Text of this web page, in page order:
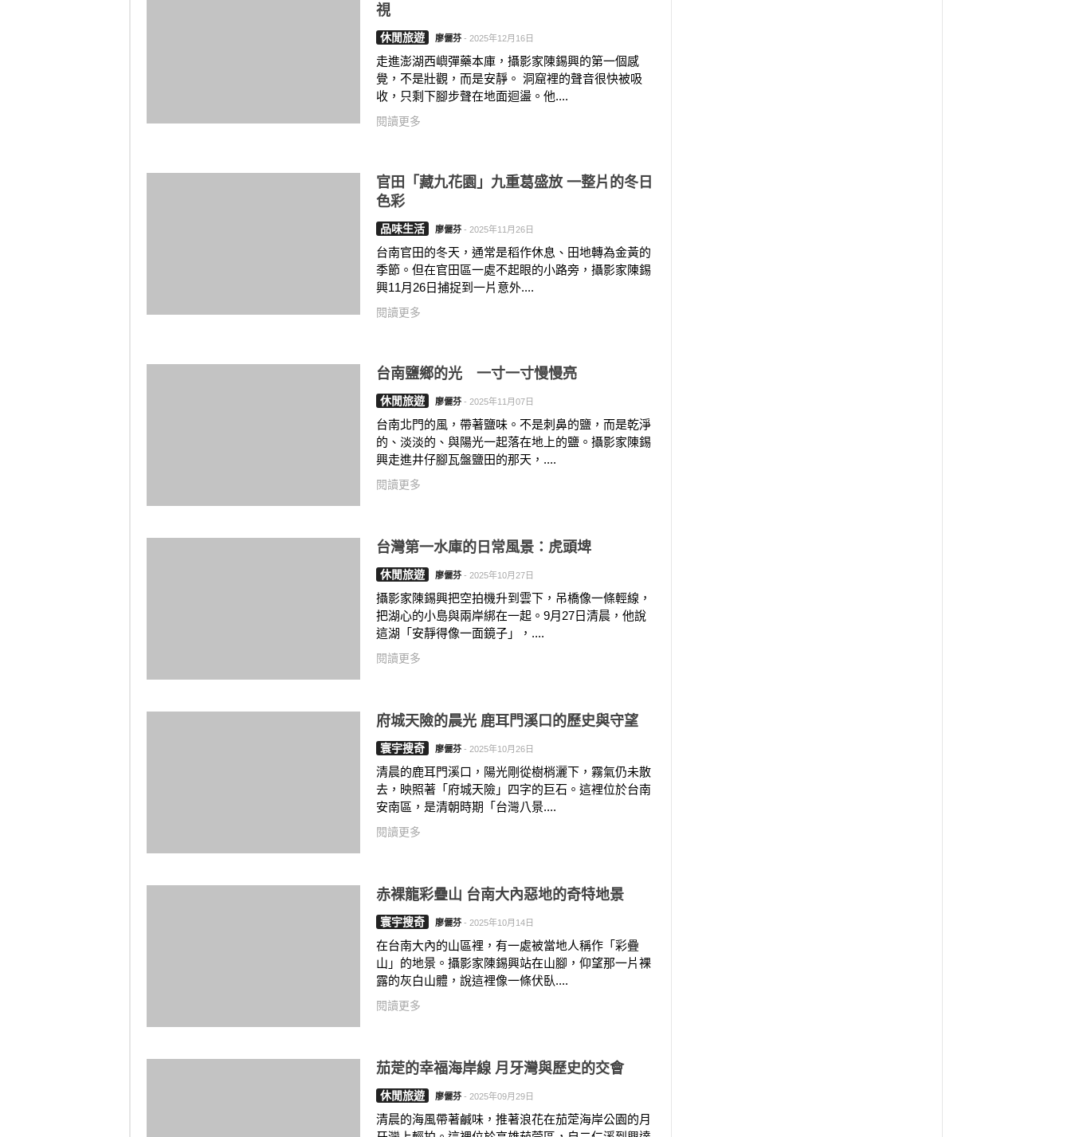
視
休閒旅遊 廖儷芬 - 2025年12月16日
走進澎湖西嶼彈藥本庫，攝影家陳錫興的第一個感
覺，不是壯觀，而是安靜。 洞窟裡的聲音很快被吸
收，只剩下腳步聲在地面迴盪。他....
閱讀更多
官田「藏九花園」九重葛盛放 一整片的冬日
色彩
品味生活 廖儷芬 - 2025年11月26日
台南官田的冬天，通常是稻作休息、田地轉為金黃的
季節。但在官田區一處不起眼的小路旁，攝影家陳錫
興11月26日捕捉到一片意外....
閱讀更多
台南鹽鄉的光 一寸一寸慢慢亮
休閒旅遊 廖儷芬 - 2025年11月07日
台南北門的風，帶著鹽味。不是刺鼻的鹽，而是乾淨
的、淡淡的、與陽光一起落在地上的鹽。攝影家陳錫
興走進井仔腳瓦盤鹽田的那天，....
閱讀更多
台灣第一水庫的日常風景：虎頭埤
休閒旅遊 廖儷芬 - 2025年10月27日
攝影家陳錫興把空拍機升到雲下，吊橋像一條輕線，
把湖心的小島與兩岸綁在一起。9月27日清晨，他說
這湖「安靜得像一面鏡子」，....
閱讀更多
府城天險的晨光 鹿耳門溪口的歷史與守望
寰宇搜奇 廖儷芬 - 2025年10月26日
清晨的鹿耳門溪口，陽光剛從樹梢灑下，霧氣仍未散
去，映照著「府城天險」四字的巨石。這裡位於台南
安南區，是清朝時期「台灣八景....
閱讀更多
赤裸龍彩疊山 台南大內惡地的奇特地景
寰宇搜奇 廖儷芬 - 2025年10月14日
在台南大內的山區裡，有一處被當地人稱作「彩疊
山」的地景。攝影家陳錫興站在山腳，仰望那一片裸
露的灰白山體，說這裡像一條伏臥....
閱讀更多
茄萣的幸福海岸線 月牙灣與歷史的交會
休閒旅遊 廖儷芬 - 2025年09月29日
清晨的海風帶著鹹味，推著浪花在茄萣海岸公園的月